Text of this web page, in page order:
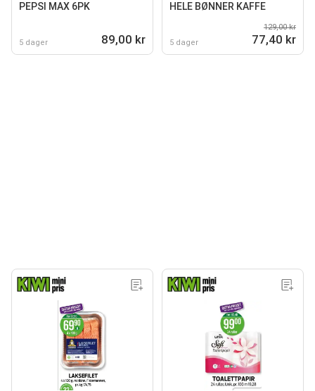
PEPSI MAX 6PK
5 dager 89,00 kr
HELE BØNNER KAFFE
5 dager
129,00 kr
77,40 kr